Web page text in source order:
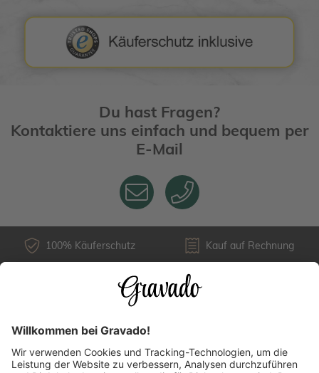
Du hast Fragen?
Kontaktiere uns einfach und bequem per
E-Mail
100% Käuferschutz Kauf auf Rechnung
Über uns
Versandarten